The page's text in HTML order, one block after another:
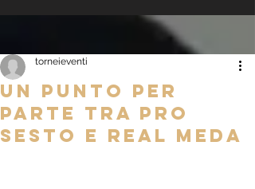
UN PUNTO PER
PARTE TRA PRO
SESTO E REAL MEDA
torneieventi